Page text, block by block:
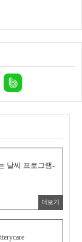
날씨 프로그램-
더보기